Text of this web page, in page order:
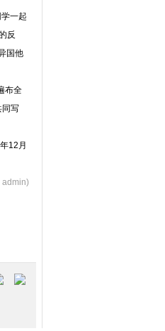
一起
反
国他
布全
同写
年12月
admin)